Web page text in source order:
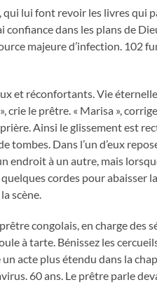
lui font revoir les livres qui
confiance dans les plans de
majeure d’infection. 102
et réconfortants. Vie
crie le prêtre. « Marisa »,
Ainsi le glissement est
tombes. Dans l’un d’eux
endroit à un autre, mais
cordes pour abaisser
scène.
congolais, en charge des
à tarte. Bénissez les
acte plus étendu dans la
60 ans. Le prêtre parle